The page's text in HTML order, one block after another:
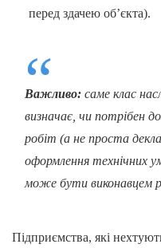
перед здачею об’єкта).
Важливо: саме клас
визначає, чи потрібен
робіт (а не проста
оформлення технічних
може бути виконавцем
Підприємства, які